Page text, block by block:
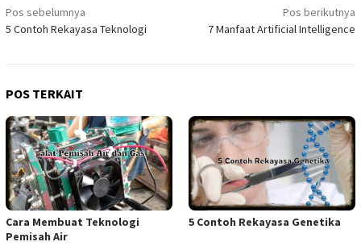
Navigasi
pos
Pos sebelumnya
5 Contoh Rekayasa Teknologi
Pos berikutnya
7 Manfaat Artificial Intelligence
POS TERKAIT
Cara Membuat Teknologi
Pemisah Air
5 Contoh Rekayasa Genetika